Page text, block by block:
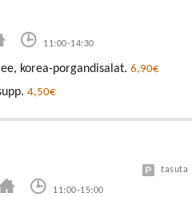
11:00-14:30
korea-porgandisalat. 6,90€
4,50€
11:00-15:00
tasuta